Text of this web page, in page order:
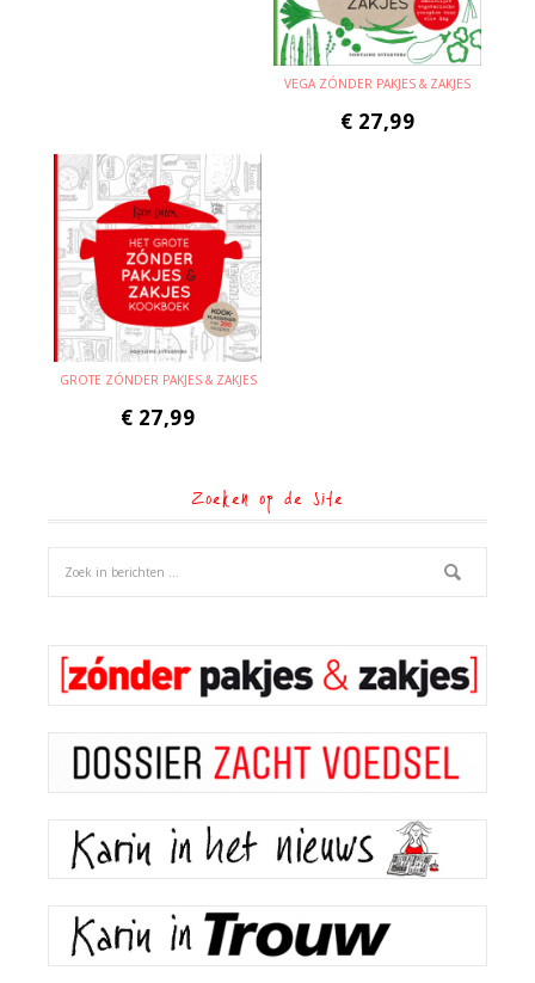
VEGA ZÓNDER PAKJES & ZAKJES
€ 27,99
GROTE ZÓNDER PAKJES & ZAKJES
€ 27,99
Zoeken op de site